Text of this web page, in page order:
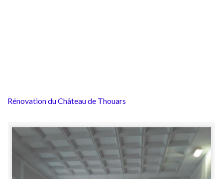
Rénovation du Château de Thouars